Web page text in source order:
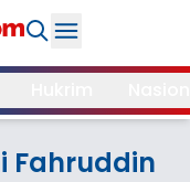
Fahruddin